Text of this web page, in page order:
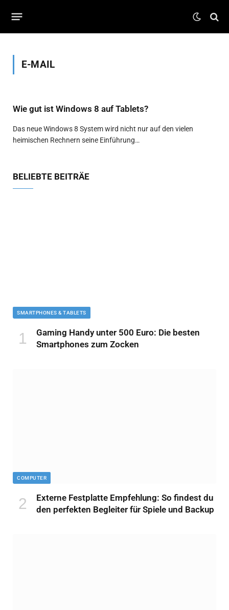
E-MAIL
Wie gut ist Windows 8 auf Tablets?
Das neue Windows 8 System wird nicht nur auf den vielen
heimischen Rechnern seine Einführung…
BELIEBTE BEITRÄE
SMARTPHONES & TABLETS
Gaming Handy unter 500 Euro: Die besten
Smartphones zum Zocken
COMPUTER
Externe Festplatte Empfehlung: So findest du
den perfekten Begleiter für Spiele und Backup